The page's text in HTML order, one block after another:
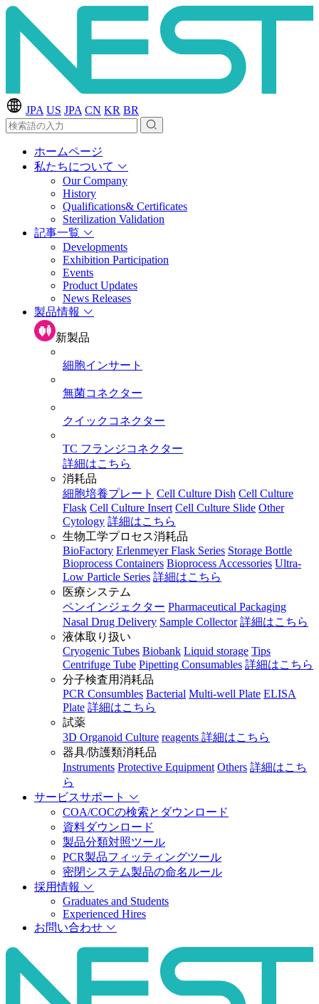
JPA US JPA CN KR BR
ホームページ
私たちについて
Our Company
History
Qualifications& Certificates
Sterilization Validation
記事一覧
Developments
Exhibition Participation
Events
Product Updates
News Releases
製品情報
新製品
細胞インサート
無菌コネクター
クイックコネクター
TC フランジコネクター
詳細はこちら
消耗品
細胞培養プレート Cell Culture Dish Cell Culture
Flask Cell Culture Insert Cell Culture Slide Other
Cytology 詳細はこちら
生物工学プロセス消耗品
BioFactory Erlenmeyer Flask Series Storage Bottle
Bioprocess Containers Bioprocess Accessories Ultra-
Low Particle Series 詳細はこちら
医療システム
ペンインジェクター Pharmaceutical Packaging
Nasal Drug Delivery Sample Collector 詳細はこちら
液体取り扱い
Cryogenic Tubes Biobank Liquid storage Tips
Centrifuge Tube Pipetting Consumables 詳細はこちら
分子検査用消耗品
PCR Consumbles Bacterial Multi-well Plate ELISA
Plate 詳細はこちら
試薬
3D Organoid Culture reagents 詳細はこちら
器具/防護類消耗品
Instruments Protective Equipment Others 詳細はこち
ら
サービスサポート
COA/COCの検索とダウンロード
資料ダウンロード
製品分類対照ツール
PCR製品フィッティングツール
密閉システム製品の命名ルール
採用情報
Graduates and Students
Experienced Hires
お問い合わせ